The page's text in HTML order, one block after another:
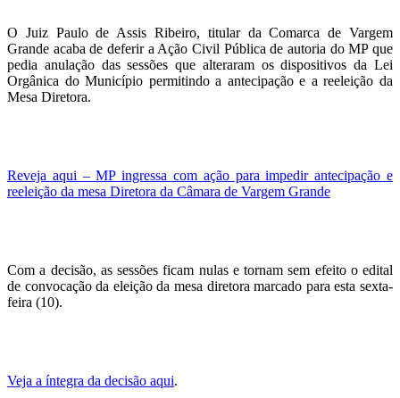
O Juiz Paulo de Assis Ribeiro, titular da Comarca de Vargem
Grande acaba de deferir a Ação Civil Pública de autoria do MP que
pedia anulação das sessões que alteraram os dispositivos da Lei
Orgânica do Município permitindo a antecipação e a reeleição da
Mesa Diretora.
Reveja aqui – MP ingressa com ação para impedir antecipação e
reeleição da mesa Diretora da Câmara de Vargem Grande
Com a decisão, as sessões ficam nulas e tornam sem efeito o edital
de convocação da eleição da mesa diretora marcado para esta sexta-
feira (10).
Veja a íntegra da decisão aqui.